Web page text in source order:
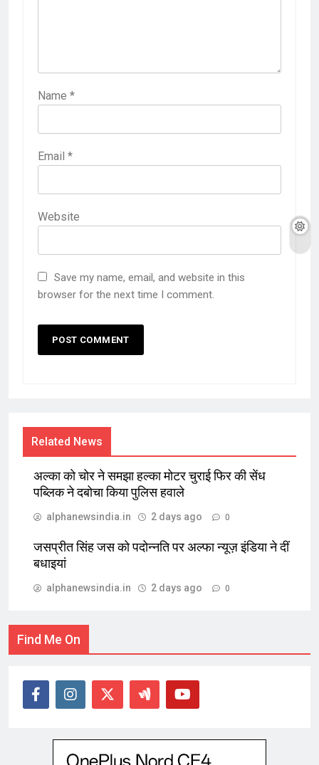
Name *
Email *
Website
Save my name, email, and website in this
browser for the next time I comment.
Related News
अल्का को चोर ने समझा हल्का मोटर चुराई फिर की सेंध
पब्लिक ने दबोचा किया पुलिस हवाले
alphanewsindia.in 2 days ago 0
जसप्रीत सिंह जस को पदोन्नति पर अल्फा न्यूज़ इंडिया ने दीं
बधाइयां
alphanewsindia.in 2 days ago 0
Find Me On